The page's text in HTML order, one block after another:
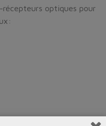
récepteurs optiques pour